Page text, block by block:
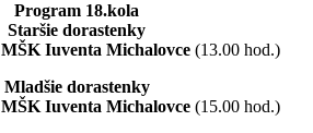
Program 18.kola
Staršie dorastenky
MŠK Iuventa Michalovce(13.00 hod.)
Mladšie dorastenky
MŠK Iuventa Michalovce(15.00 hod.)